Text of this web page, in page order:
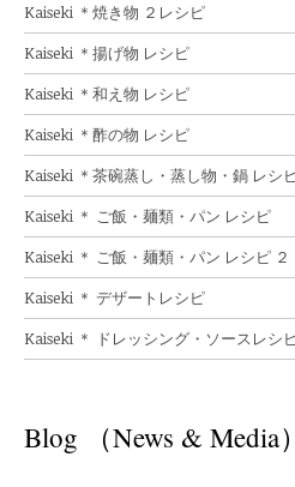
Kaiseki ＊焼き物 ２レシピ
Kaiseki ＊揚げ物 レシピ
Kaiseki ＊和え物 レシピ
Kaiseki ＊酢の物 レシピ
Kaiseki ＊茶碗蒸し・蒸し物・鍋 レシ
Kaiseki ＊ ご飯・麺類・パン レシピ
Kaiseki ＊ ご飯・麺類・パン レシピ ２
Kaiseki ＊ デザートレシピ
Kaiseki ＊ ドレッシング・ソースレシ
Blog （News & Media）